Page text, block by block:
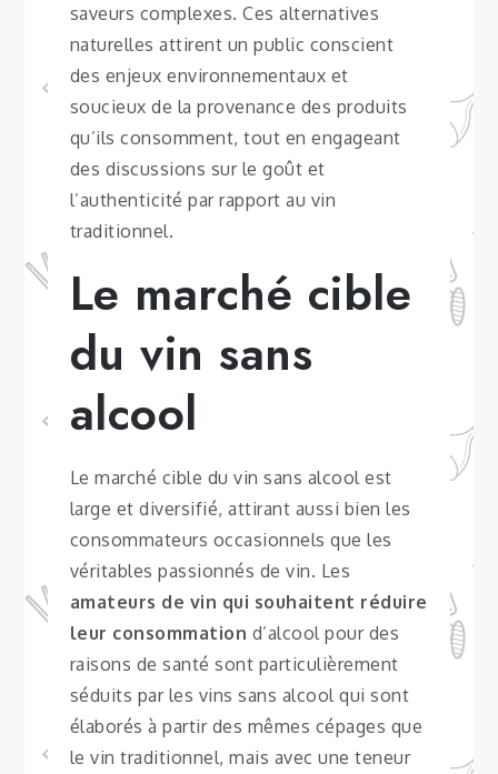
saveurs complexes. Ces alternatives
naturelles attirent un public conscient
des enjeux environnementaux et
soucieux de la provenance des produits
qu’ils consomment, tout en engageant
des discussions sur le goût et
l’authenticité par rapport au vin
traditionnel.
Le marché cible
du vin sans
alcool
Le marché cible du vin sans alcool est
large et diversifié, attirant aussi bien les
consommateurs occasionnels que les
véritables passionnés de vin. Les
amateurs de vin qui souhaitent réduire
leur consommation d’alcool pour des
raisons de santé sont particulièrement
séduits par les vins sans alcool qui sont
élaborés à partir des mêmes cépages que
le vin traditionnel, mais avec une teneur